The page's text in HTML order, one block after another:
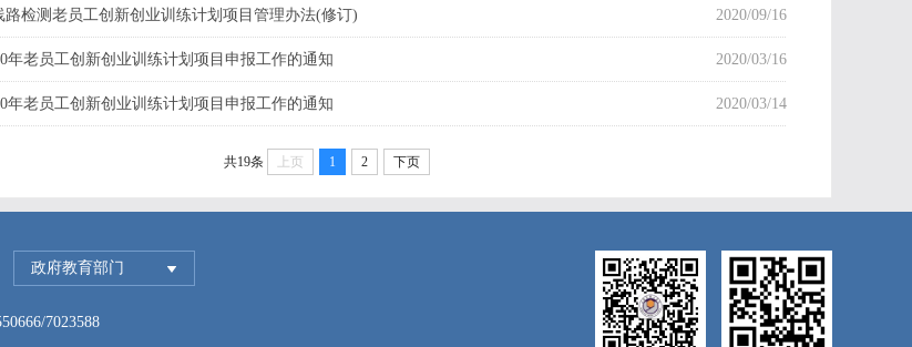
路检测老员工创新创业训练计划项目管理办法(修订) 2020/09/16
年老员工创新创业训练计划项目申报工作的通知 2020/03/16
年老员工创新创业训练计划项目申报工作的通知 2020/03/14
共19条 上页 1 2 下页
政府教育部门
7023588